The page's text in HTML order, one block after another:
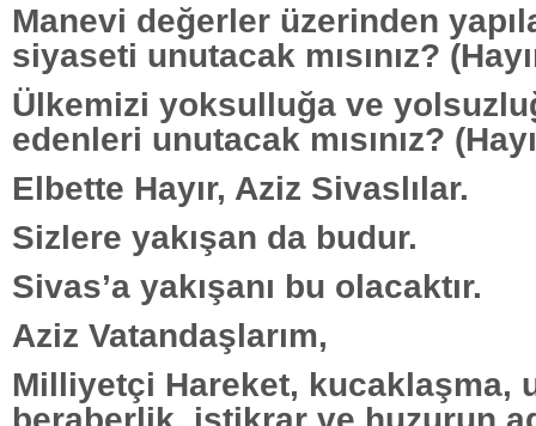
Manevi değerler üzerinden
siyaseti unutacak mısınız?
Ülkemizi yoksulluğa ve
edenleri unutacak mısınız?
Elbette Hayır, Aziz Sivaslılar.
Sizlere yakışan da budur.
Sivas’a yakışanı bu olacaktır.
Aziz Vatandaşlarım,
Milliyetçi Hareket, kucaklaşma,